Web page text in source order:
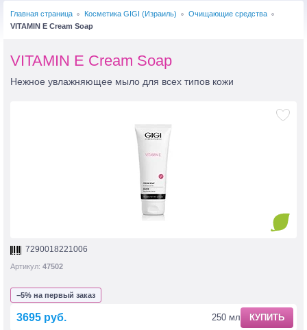
Главная страница Косметика GIGI (Израиль)
Очищающие средства
VITAMIN E Cream Soap
VITAMIN E Cream Soap
Нежное увлажняющее мыло для всех типов кожи
7290018221006
Артикул: 47502
−5% на первый заказ
3695 руб. 250 мл КУПИТЬ